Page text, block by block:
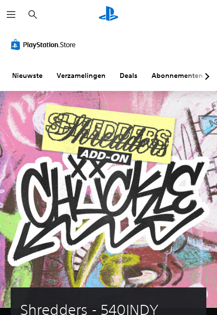
o
e
n
Nieuwste Verzamelingen Deals Abonnementen
Shredders - 540INDY